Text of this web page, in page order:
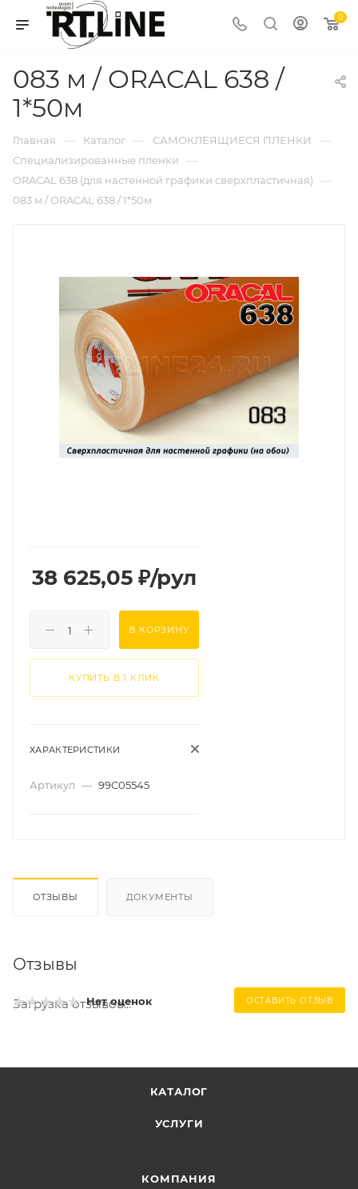
0
083 м / ORACAL 638 /
1*50м
Главная — Каталог — САМОКЛЕЯЩИЕСЯ ПЛЕНКИ —
Специализированные пленки —
ORACAL 638 (для настенной графики сверхпластичная) —
083 м / ORACAL 638 / 1*50м
38 625,05 ₽/рул
В КОРЗИНУ
КУПИТЬ В 1 КЛИК
ХАРАКТЕРИСТИКИ
Артикул — 99C05545
ОТЗЫВЫ ДОКУМЕНТЫ
Отзывы
Нет оценок ОСТАВИТЬ ОТЗЫВ
Загрузка отзывов...
КАТАЛОГ
УСЛУГИ
КОМПАНИЯ